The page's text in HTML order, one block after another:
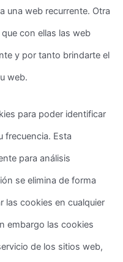
una web recurrente. Otra
con ellas las web
y por tanto brindarte el
web.
para poder identificar
frecuencia. Esta
para análisis
se elimina de forma
las cookies en cualquier
embargo las cookies
de los sitios web,